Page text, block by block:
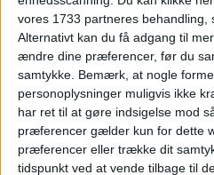
vores 1733 partneres behandling,
Alternativt kan du få adgang til
ændre dine præferencer, før du
samtykke. Bemærk, at nogle
personoplysninger muligvis ikke
har ret til at gøre indsigelse mod
præferencer gælder kun for dette
præferencer eller trække dit
tidspunkt ved at vende tilbage til
I ALT 3.366,-
Bemærk:Den samlede pris
4 personer i et
2.039,- per person.
BILLUND: 11. – 18.